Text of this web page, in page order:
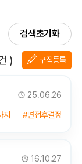
검색초기화
목록
) 구직등록
25.06.26
지 #면접후결정
16.10.27